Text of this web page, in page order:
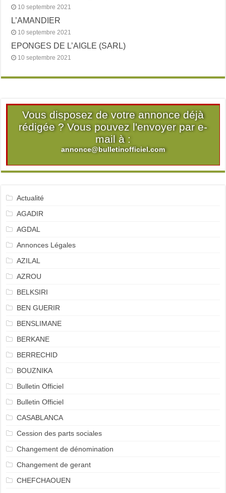
10 septembre 2021
L’AMANDIER
10 septembre 2021
EPONGES DE L’AIGLE (SARL)
10 septembre 2021
Vous disposez de votre annonce déjà
rédigée ? Vous pouvez l'envoyer par e-
mail à :
annonce@bulletinofficiel.com
Actualité
AGADIR
AGDAL
Annonces Légales
AZILAL
AZROU
BELKSIRI
BEN GUERIR
BENSLIMANE
BERKANE
BERRECHID
BOUZNIKA
Bulletin Officiel
Bulletin Officiel
CASABLANCA
Cession des parts sociales
Changement de dénomination
Changement de gerant
CHEFCHAOUEN